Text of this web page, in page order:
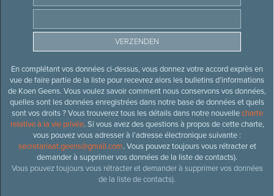
En complétant vos données ci-dessus, vous donnez votre accord exprès en
vue de faire partie de la liste pour recevrez alors les bulletins d’informations
de Koen Geens. Vous voulez savoir comment nous conservons vos données,
quelles sont les données enregistrées dans notre base de données et quels
sont vos droits ? Vous trouverez tous les détails dans notre nouvellecharte
relative à la vie privée. Si vous avez des questions à propos de cette charte,
vous pouvez vous adresser à l’adresse électronique suivante :
secretariaat.geens@gmail.com. Vous pouvez toujours vous rétracter et
demander à supprimer vos données de la liste de contacts).
Vous pouvez toujours vous rétracter et demander à supprimer vos données
de la liste de contacts).